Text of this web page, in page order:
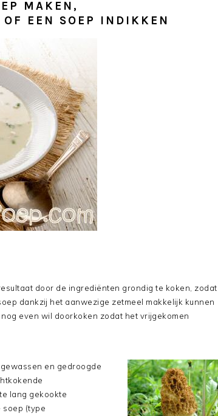
MAKEN,
OF EEN SOEP INDIKKEN
door de ingrediënten grondig te koken, zodat
dankzij het aanwezige zetmeel makkelijk kunnen
even wil doorkoken zodat het vrijgekomen
en gedroogde
lang gekookte
soep (type